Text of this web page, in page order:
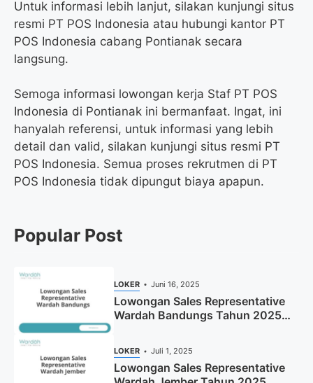
Untuk informasi lebih lanjut, silakan kunjungi situs
resmi PT POS Indonesia atau hubungi kantor PT
POS Indonesia cabang Pontianak secara
langsung.
Semoga informasi lowongan kerja Staf PT POS
Indonesia di Pontianak ini bermanfaat. Ingat, ini
hanyalah referensi, untuk informasi yang lebih
detail dan valid, silakan kunjungi situs resmi PT
POS Indonesia. Semua proses rekrutmen di PT
POS Indonesia tidak dipungut biaya apapun.
Popular Post
LOKER Juni 16, 2025
Lowongan Sales Representative
Wardah Bandungs Tahun 2025
LOKER Juli 1, 2025
Lowongan Sales Representative